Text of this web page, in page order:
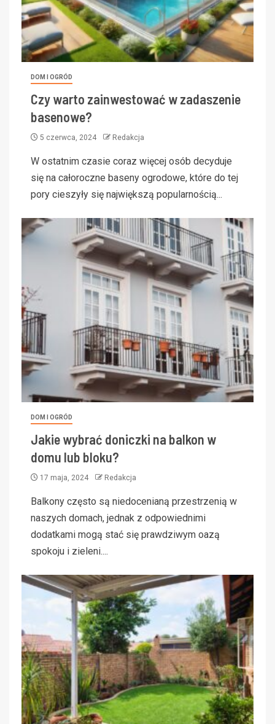
DOM I OGRÓD
Czy warto zainwestować w zadaszenie
basenowe?
5 czerwca, 2024 Redakcja
W ostatnim czasie coraz więcej osób decyduje
się na całoroczne baseny ogrodowe, które do tej
pory cieszyły się największą popularnością...
DOM I OGRÓD
Jakie wybrać doniczki na balkon w
domu lub bloku?
17 maja, 2024 Redakcja
Balkony często są niedocenianą przestrzenią w
naszych domach, jednak z odpowiednimi
dodatkami mogą stać się prawdziwym oazą
spokoju i zieleni....